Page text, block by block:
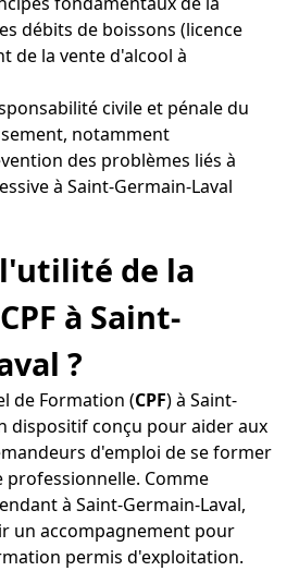
débits de boissons (licence
de la vente d'alcool à
civile et pénale du
notamment
des problèmes liés à
à Saint-Germain-Laval
de la
à Saint-
?
de Formation (CPF) à Saint-
dispositif conçu pour aider aux
d'emploi de se former
Comme
à Saint-Germain-Laval,
un accompagnement pour
permis d'exploitation.